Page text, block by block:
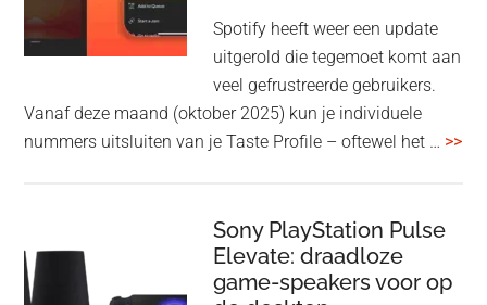
en
1000XM6
nieuwe
Spotify heeft weer een update
uitgerold die tegemoet komt aan
veel gefrustreerde gebruikers.
Vanaf deze maand (oktober 2025) kun je individuele
nummers uitsluiten van je Taste Profile – oftewel het … >>
Sony PlayStation Pulse
Elevate: draadloze
game-speakers voor op